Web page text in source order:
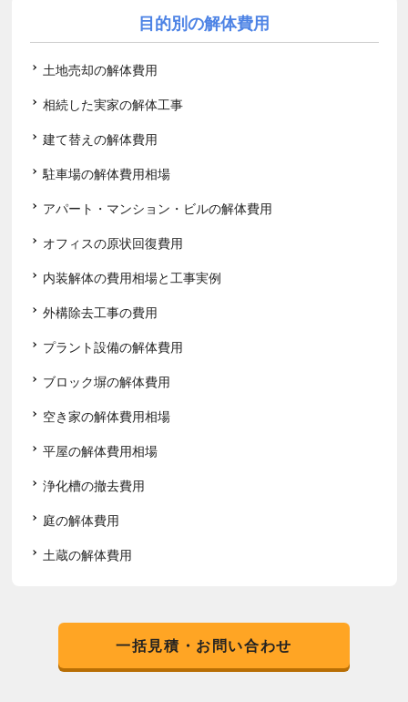
目的別の解体費用
土地売却の解体費用
相続した実家の解体工事
建て替えの解体費用
駐車場の解体費用相場
アパート・マンション・ビルの解体費用
オフィスの原状回復費用
内装解体の費用相場と工事実例
外構除去工事の費用
プラント設備の解体費用
ブロック塀の解体費用
空き家の解体費用相場
平屋の解体費用相場
浄化槽の撤去費用
庭の解体費用
土蔵の解体費用
一括見積・お問い合わせ